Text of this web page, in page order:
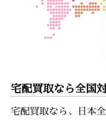
宅配買取なら全国
宅配買取なら、日本